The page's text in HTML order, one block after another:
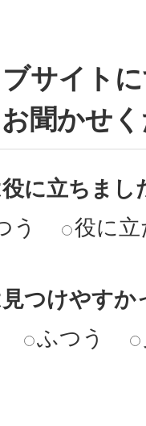
サイト
聞かせ
に立ちまし
う 役に
つけやすか
ふつう